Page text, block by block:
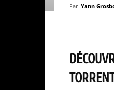
Par Yann